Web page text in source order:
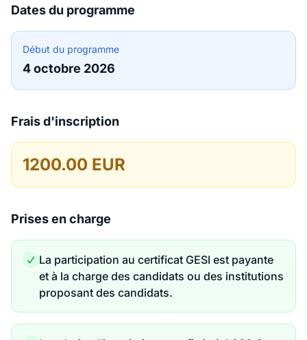
Dates du programme
Début du programme
4 octobre 2026
Frais d'inscription
1200.00 EUR
Prises en charge
La participation au certificat GESI est payante
et à la charge des candidats ou des institutions
proposant des candidats.